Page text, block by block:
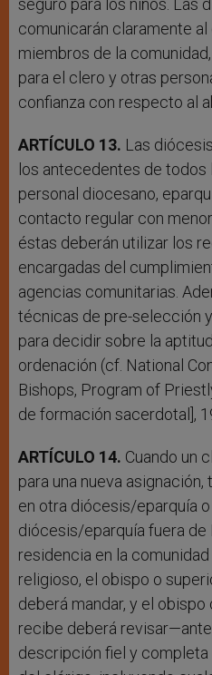
seguro para los niños. Las
comunicarán claramente
miembros de la
para el clero y otras
confianza con respecto al
ARTÍCULO 13. Las
los antecedentes de todos
personal diocesano,
contacto regular con
éstas deberán utilizar los
encargadas del
agencias comunitarias.
técnicas de pre-selección
para decidir sobre la
ordenación (cf. National
Bishops, Program of
de formación sacerdotal],
ARTÍCULO 14. Cuando un
para una nueva
en otra diócesis/eparquía o
diócesis/eparquía fuera de
residencia en la
religioso, el obispo o
deberá mandar, y el
recibe deberá
descripción fiel y